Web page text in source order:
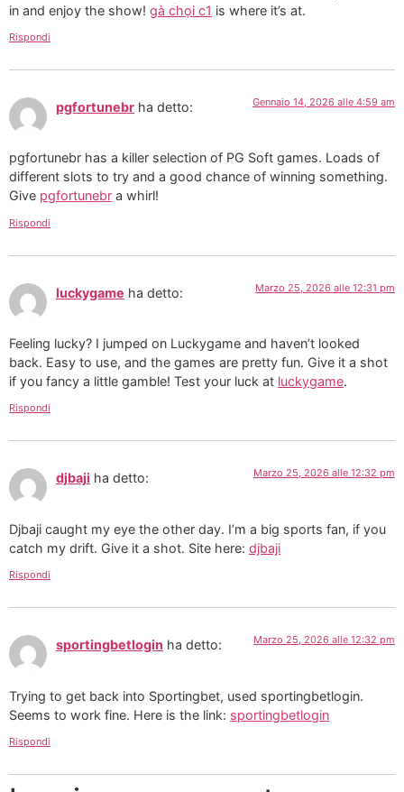
in and enjoy the show! gà chọi c1 is where it’s at.
Rispondi
pgfortunebr ha detto: Gennaio 14, 2026 alle 4:59 am
pgfortunebr has a killer selection of PG Soft games. Loads of
different slots to try and a good chance of winning something.
Give pgfortunebr a whirl!
Rispondi
luckygame ha detto: Marzo 25, 2026 alle 12:31 pm
Feeling lucky? I jumped on Luckygame and haven’t looked
back. Easy to use, and the games are pretty fun. Give it a shot
if you fancy a little gamble! Test your luck at luckygame.
Rispondi
djbaji ha detto: Marzo 25, 2026 alle 12:32 pm
Djbaji caught my eye the other day. I’m a big sports fan, if you
catch my drift. Give it a shot. Site here: djbaji
Rispondi
sportingbetlogin ha detto: Marzo 25, 2026 alle 12:32 pm
Trying to get back into Sportingbet, used sportingbetlogin.
Seems to work fine. Here is the link: sportingbetlogin
Rispondi